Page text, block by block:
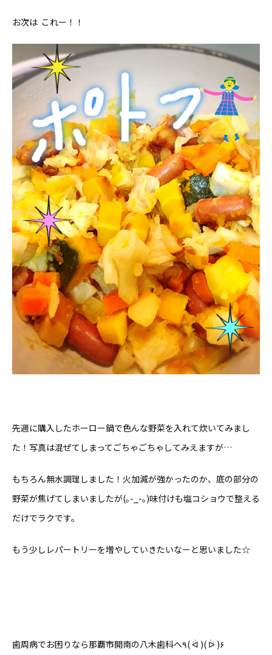
お次は これー！！
先週に購入したホーロー鍋で色んな野菜を入れて炊いてみまし
た！写真は混ぜてしまってごちゃごちゃしてみえますが…
もちろん無水調理しました！火加減が強かったのか、底の部分の
野菜が焦げてしまいましたが(｡-_-｡)味付けも塩コショウで整える
だけでラクです。
もう少しレパートリーを増やしていきたいなーと思いました☆
歯周病でお困りなら那覇市開南の八木歯科へ٩( ᐛ )( ᐖ )۶